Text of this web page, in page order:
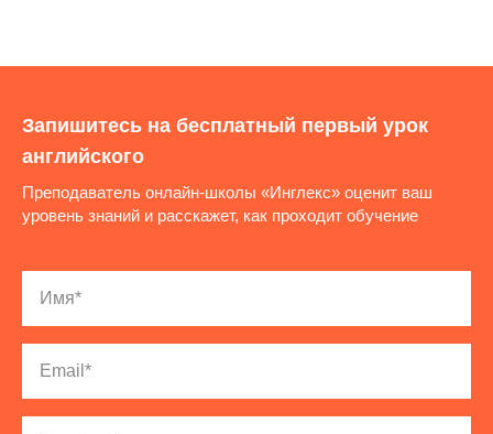
Запишитесь на бесплатный первый урок
английского
Преподаватель онлайн-школы «Инглекс» оценит ваш
уровень знаний и расскажет, как проходит обучение